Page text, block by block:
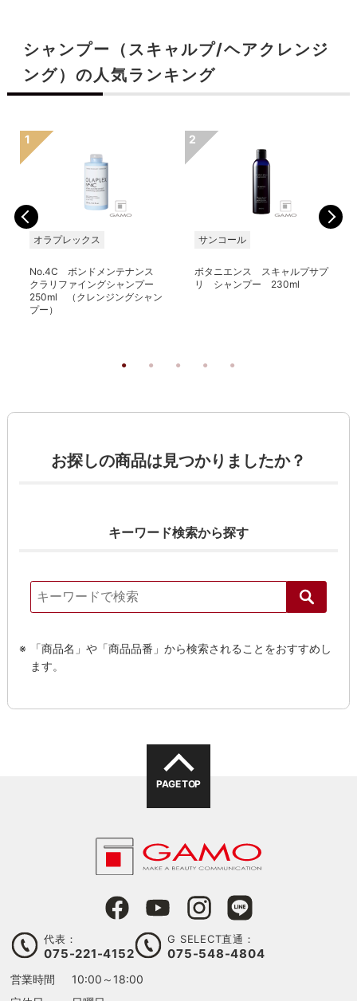
シャンプー（スキャルプ/ヘアクレンジ
ング）の人気ランキング
オラプレックス
No.4C ボンドメンテナンス
クラリファイングシャンプー
250ml （クレンジングシャン
プー）
サンコール
ボタニエンス スキャルプサプ
リ シャンプー 230ml
お探しの商品は見つかりましたか？
キーワード検索から探す
「商品名」や「商品品番」から検索されることをおすすめし
ます。
PAGE TOP
代表：
075-221-4152
G SELECT直通：
075-548-4804
営業時間
10:00～18:00